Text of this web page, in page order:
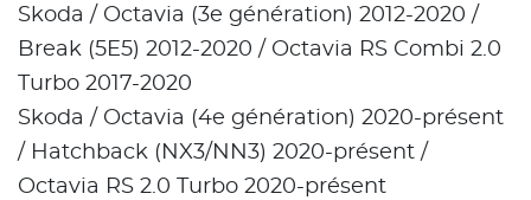
Skoda / Octavia (3e génération) 2012-2020 /
Break (5E5) 2012-2020 / Octavia RS Combi 2.0
Turbo 2017-2020
Skoda / Octavia (4e génération) 2020-présent
/ Hatchback (NX3/NN3) 2020-présent /
Octavia RS 2.0 Turbo 2020-présent